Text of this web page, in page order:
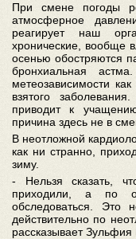
При смене погоды
атмосферное
реагирует наш
хронические, вообще
осенью обостряются
бронхиальная
метеозависимости
взятого
приводит к
причина здесь не в
В неотложной
как ни странно,
зиму.
- Нельзя сказать,
приходили, а по
обследоваться. Это
действительно по
рассказывает Зульфия